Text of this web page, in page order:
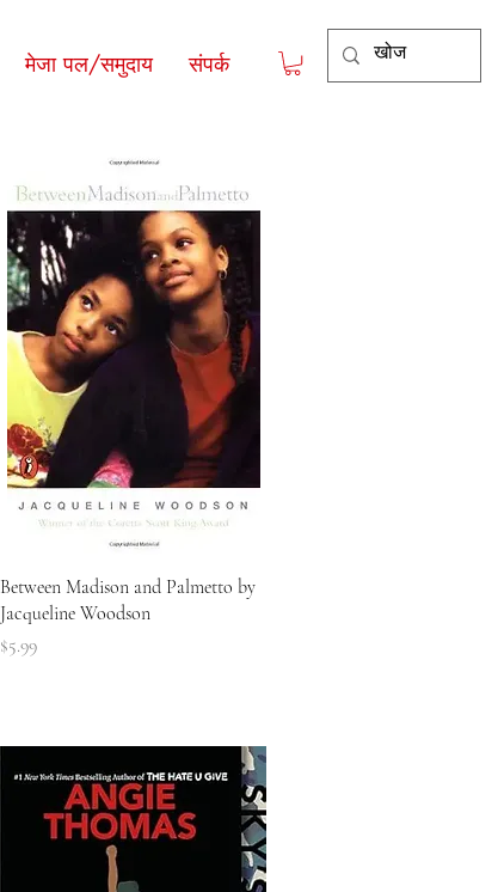
मेजा पल/समुदाय संपर्क
त्वरित दृश्य
Between Madison and Palmetto by
Jacqueline Woodson
मूल्य
$5.99